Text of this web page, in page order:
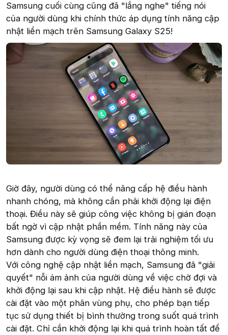
Samsung cuối cùng cũng đã "lắng nghe" tiếng nói
của người dùng khi chính thức áp dụng tính năng cập
nhật liền mạch trên Samsung Galaxy S25!
Giờ đây, người dùng có thể nâng cấp hệ điều hành
nhanh chóng, mà không cần phải khởi động lại điện
thoại. Điều này sẽ giúp công việc không bị gián đoạn
bất ngờ vì cập nhật phần mềm. Tính năng này của
Samsung được kỳ vọng sẽ đem lại trải nghiệm tối ưu
hơn dành cho người dùng điện thoại thông minh.
Với công nghệ cập nhật liền mạch, Samsung đã "giải
quyết" nỗi ám ảnh của người dùng về việc chờ đợi và
khởi động lại sau khi cập nhật. Hệ điều hành sẽ được
cài đặt vào một phân vùng phụ, cho phép bạn tiếp
tục sử dụng thiết bị bình thường trong suốt quá trình
cài đặt. Chỉ cần khởi động lại khi quá trình hoàn tất để